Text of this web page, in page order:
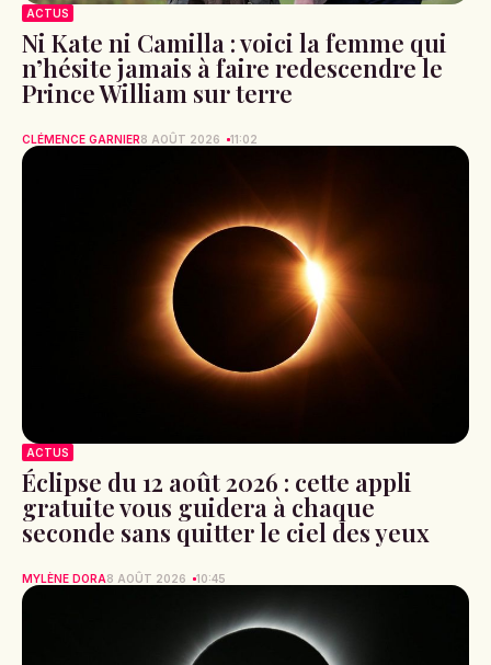
ACTUS
Ni Kate ni Camilla : voici la femme qui
n’hésite jamais à faire redescendre le
Prince William sur terre
CLÉMENCE GARNIER8 AOÛT 2026 11:02
ACTUS
Éclipse du 12 août 2026 : cette appli
gratuite vous guidera à chaque
seconde sans quitter le ciel des yeux
MYLÈNE DORA8 AOÛT 2026 10:45